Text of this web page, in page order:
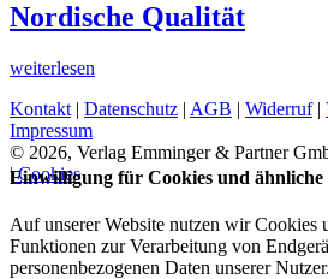
Nordische Qualität
weiterlesen
Kontakt | Datenschutz | AGB | Widerruf|
Impressum
© 2026, Verlag Emminger & Partner
| Cookies
Einwilligung für Cookies und
Auf unserer Website nutzen wir Cookies
Funktionen zur Verarbeitung von
personenbezogenen Daten unserer Nutzer.